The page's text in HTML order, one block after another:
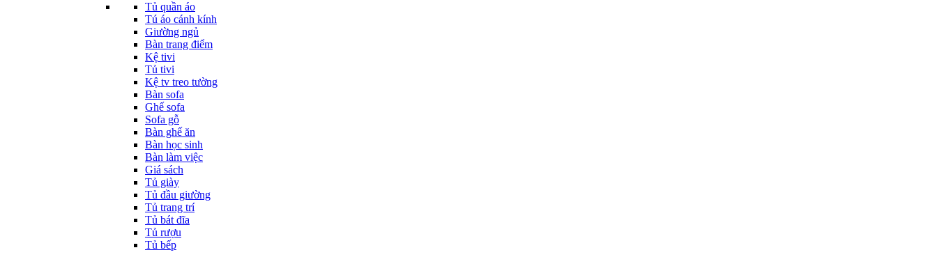
Tủ quần áo
Tú áo cánh kính
Giường ngủ
Bàn trang điểm
Kệ tivi
Tủ tivi
Kệ tv treo tường
Bàn sofa
Ghế sofa
Sofa gỗ
Bàn ghế ăn
Bàn học sinh
Bàn làm việc
Giá sách
Tủ giày
Tủ đầu giường
Tủ trang trí
Tủ bát đĩa
Tủ rượu
Tủ bếp